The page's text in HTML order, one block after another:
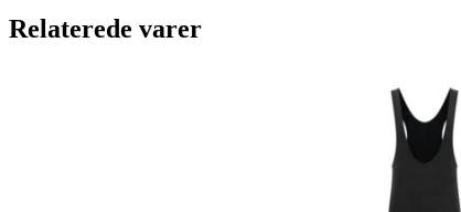
Relaterede varer